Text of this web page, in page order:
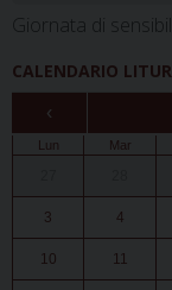
Giornata di
CALENDARIO
‹
Lun Mar
3 4
10 11